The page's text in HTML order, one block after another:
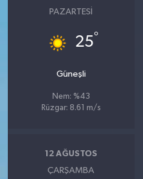
PAZARTESI
25°
Güneşli
Nem: %43
Rüzgar: 8.61 m/s
12 AĞUSTOS
ÇARŞAMBA